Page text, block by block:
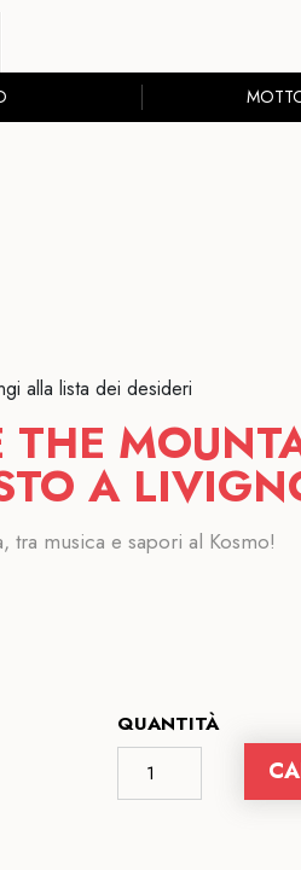
alla lista dei desideri
THE
A
tra musica e sapori al Kosmo!
QUANTITÀ